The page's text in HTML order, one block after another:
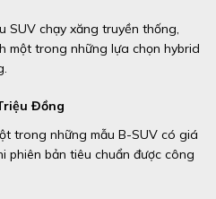
SUV chạy xăng truyền thống,
một trong những lựa chọn hybrid
Đồng
trong những mẫu B-SUV có giá
phiên bản tiêu chuẩn được công